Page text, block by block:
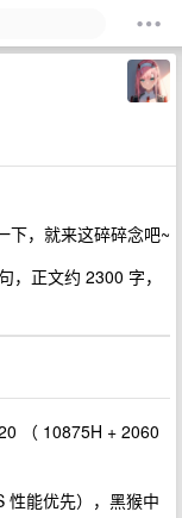
下，就来这碎碎念吧~
，正文约 2300 字，
（ 10875H + 2060
性能优先），黑猴中